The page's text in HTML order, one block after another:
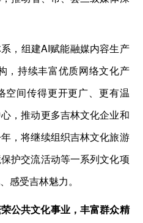
，组建AI赋能融媒内容生产
，持续丰富优质网络文化产
空间传得更开更广、更有温
，推动更多吉林文化企业和
，将继续组织吉林文化旅游
护交流活动等一系列文化项
感受吉林魅力。
公共文化事业，丰富群众精